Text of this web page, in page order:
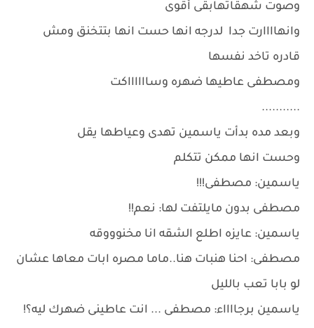
وصوت شهقاتهابقى أقوى
وانهاااارت جدا لدرجه انها حست انها بتتخنق ومش
قادره تاخد نفسها
ومصطفى عاطيها ضهره وسااااااكت
...........
وبعد مده بدأت ياسمين تهدى وعياطها يقل
وحست انها ممكن تتكلم
ياسمين: مصطفى!!!
مصطفى بدون مايلتفت لها: نعم!!
ياسمين: عايزه اطلع الشقه انا مخنوووقه
مصطفى: احنا هنبات هنا..ماما مصره ابات معاها عشان
لو بابا تعب بالليل
ياسمين برجااااء: مصطفى ... انت عاطينى ضهرك ليه؟!